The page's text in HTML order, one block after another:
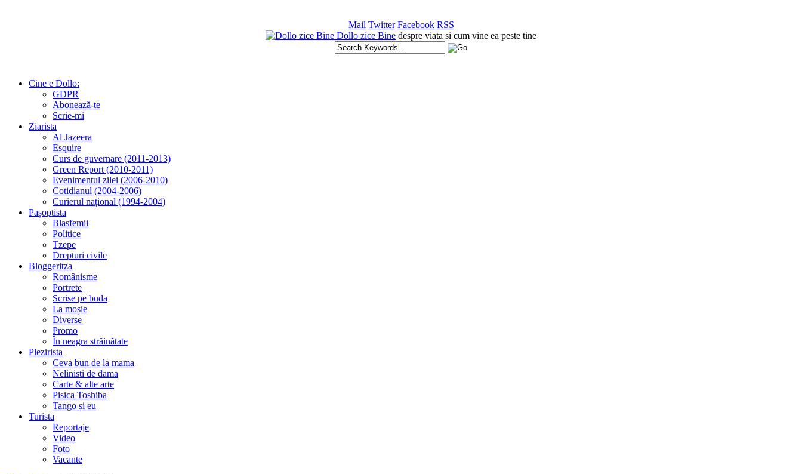
Mail Twitter Facebook RSS
Dollo zice Bine despre viata si cum vine ea peste tine
Cine e Dollo:
GDPR
Abonează-te
Scrie-mi
Ziarista
Al Jazeera
Esquire
Curs de guvernare (2011-2013)
Green Report (2010-2011)
Evenimentul zilei (2006-2010)
Cotidianul (2004-2006)
Curierul național (1994-2004)
Pașoptista
Blasfemii
Politice
Tzepe
Drepturi civile
Bloggeritza
Românisme
Portrete
Scrise pe buda
La moșie
Diverse
Promo
În neagra străinătate
Plezirista
Ceva bun de la mama
Nelinisti de dama
Carte & alte arte
Pisica Toshiba
Tango și eu
Turista
Reportaje
Video
Foto
Vacante